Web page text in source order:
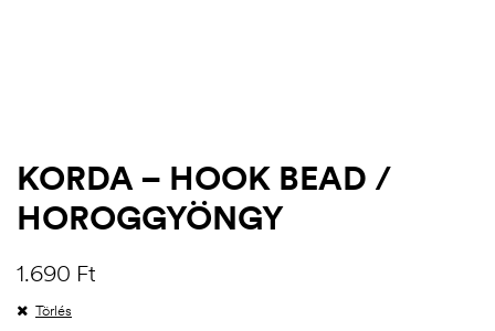
KORDA – HOOK BEAD /
HOROGGYÖNGY
1.690 Ft
Törlés